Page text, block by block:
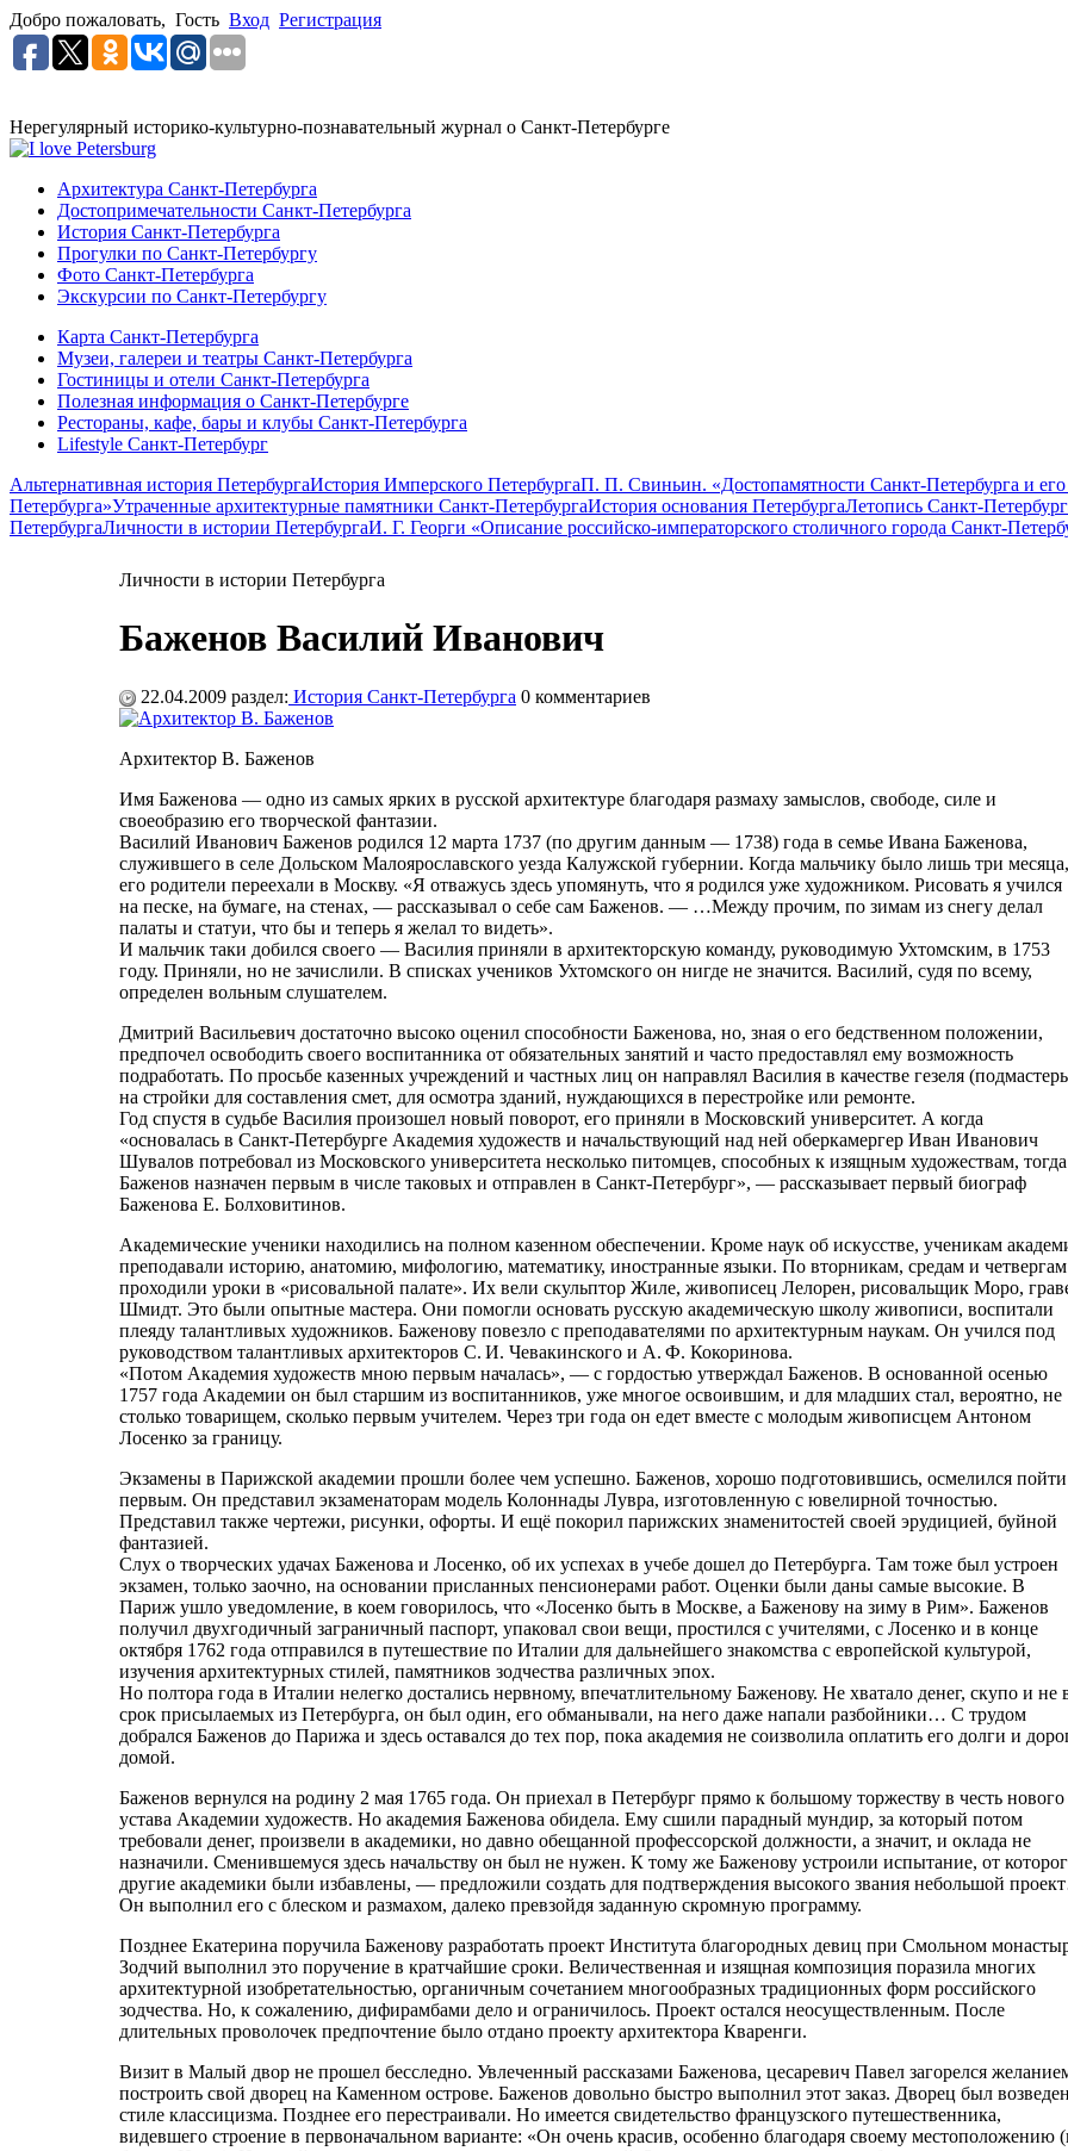
Добро пожаловать, Гость Вход Регистрация
Нерегулярный историко-культурно-познавательный журнал о Санкт-Петербурге
Архитектура Санкт-Петербурга
Достопримечательности Санкт-Петербурга
История Санкт-Петербурга
Прогулки по Санкт-Петербургу
Фото Санкт-Петербурга
Экскурсии по Санкт-Петербургу
Карта Санкт-Петербурга
Музеи, галереи и театры Санкт-Петербурга
Гостиницы и отели Санкт-Петербурга
Полезная информация о Санкт-Петербурге
Рестораны, кафе, бары и клубы Санкт-Петербурга
Lifestyle Санкт-Петербург
Альтернативная история ПетербургаИстория Имперского ПетербургаП. П. Свиньин. «Достопамятности Санкт-Петербурга и его
Петербурга»Утраченные архитектурные памятники Санкт-ПетербургаИстория основания ПетербургаЛетопись Санкт-
ПетербургаЛичности в истории ПетербургаИ. Г. Георги «Описание российско-императорского столичного города Санкт-
Личности в истории Петербурга
Баженов Василий Иванович
22.04.2009 раздел: История Санкт-Петербурга 0 комментариев
Архитектор В. Баженов
Имя Баженова — одно из самых ярких в русской архитектуре благодаря размаху замыслов, свободе, силе и
своеобразию его творческой фантазии.
Василий Иванович Баженов родился 12 марта 1737 (по другим данным — 1738) года в семье Ивана Баженова,
служившего в селе Дольском Малоярославского уезда Калужской губернии. Когда мальчику было лишь три месяца,
его родители переехали в Москву. «Я отважусь здесь упомянуть, что я родился уже художником. Рисовать я учился
на песке, на бумаге, на стенах, — рассказывал о себе сам Баженов. — …Между прочим, по зимам из снегу делал
палаты и статуи, что бы и теперь я желал то видеть».
И мальчик таки добился своего — Василия приняли в архитекторскую команду, руководимую Ухтомским, в 1753
году. Приняли, но не зачислили. В списках учеников Ухтомского он нигде не значится. Василий, судя по всему,
определен вольным слушателем.
Дмитрий Васильевич достаточно высоко оценил способности Баженова, но, зная о его бедственном положении,
предпочел освободить своего воспитанника от обязательных занятий и часто предоставлял ему возможность
подработать. По просьбе казенных учреждений и частных лиц он направлял Василия в качестве гезеля
на стройки для составления смет, для осмотра зданий, нуждающихся в перестройке или ремонте.
Год спустя в судьбе Василия произошел новый поворот, его приняли в Московский университет. А когда
«основалась в Санкт-Петербурге Академия художеств и начальствующий над ней оберкамергер Иван Иванович
Шувалов потребовал из Московского университета несколько питомцев, способных к изящным художествам, тогда
Баженов назначен первым в числе таковых и отправлен в Санкт-Петербург», — рассказывает первый биограф
Баженова Е. Болховитинов.
Академические ученики находились на полном казенном обеспечении. Кроме наук об искусстве, ученикам
преподавали историю, анатомию, мифологию, математику, иностранные языки. По вторникам, средам и четвергам
проходили уроки в «рисовальной палате». Их вели скульптор Жиле, живописец Лелорен, рисовальщик Моро,
Шмидт. Это были опытные мастера. Они помогли основать русскую академическую школу живописи, воспитали
плеяду талантливых художников. Баженову повезло с преподавателями по архитектурным наукам. Он учился под
руководством талантливых архитекторов С. И. Чевакинского и А. Ф. Кокоринова.
«Потом Академия художеств мною первым началась», — с гордостью утверждал Баженов. В основанной осенью
1757 года Академии он был старшим из воспитанников, уже многое освоившим, и для младших стал, вероятно, не
столько товарищем, сколько первым учителем. Через три года он едет вместе с молодым живописцем Антоном
Лосенко за границу.
Экзамены в Парижской академии прошли более чем успешно. Баженов, хорошо подготовившись, осмелился пойти
первым. Он представил экзаменаторам модель Колоннады Лувра, изготовленную с ювелирной точностью.
Представил также чертежи, рисунки, офорты. И ещё покорил парижских знаменитостей своей эрудицией, буйной
фантазией.
Слух о творческих удачах Баженова и Лосенко, об их успехах в учебе дошел до Петербурга. Там тоже был устроен
экзамен, только заочно, на основании присланных пенсионерами работ. Оценки были даны самые высокие. В
Париж ушло уведомление, в коем говорилось, что «Лосенко быть в Москве, а Баженову на зиму в Рим». Баженов
получил двухгодичный заграничный паспорт, упаковал свои вещи, простился с учителями, с Лосенко и в конце
октября 1762 года отправился в путешествие по Италии для дальнейшего знакомства с европейской культурой,
изучения архитектурных стилей, памятников зодчества различных эпох.
Но полтора года в Италии нелегко достались нервному, впечатлительному Баженову. Не хватало денег, скупо и не
срок присылаемых из Петербурга, он был один, его обманывали, на него даже напали разбойники… С трудом
добрался Баженов до Парижа и здесь оставался до тех пор, пока академия не соизволила оплатить его долги и
домой.
Баженов вернулся на родину 2 мая 1765 года. Он приехал в Петербург прямо к большому торжеству в честь нового
устава Академии художеств. Но академия Баженова обидела. Ему сшили парадный мундир, за который потом
требовали денег, произвели в академики, но давно обещанной профессорской должности, а значит, и оклада не
назначили. Сменившемуся здесь начальству он был не нужен. К тому же Баженову устроили испытание, от
другие академики были избавлены, — предложили создать для подтверждения высокого звания небольшой
Он выполнил его с блеском и размахом, далеко превзойдя заданную скромную программу.
Позднее Екатерина поручила Баженову разработать проект Института благородных девиц при Смольном
Зодчий выполнил это поручение в кратчайшие сроки. Величественная и изящная композиция поразила многих
архитектурной изобретательностью, органичным сочетанием многообразных традиционных форм российского
зодчества. Но, к сожалению, дифирамбами дело и ограничилось. Проект остался неосуществленным. После
длительных проволочек предпочтение было отдано проекту архитектора Кваренги.
Визит в Малый двор не прошел бесследно. Увлеченный рассказами Баженова, цесаревич Павел загорелся
построить свой дворец на Каменном острове. Баженов довольно быстро выполнил этот заказ. Дворец был
стиле классицизма. Позднее его перестраивали. Но имеется свидетельство французского путешественника,
видевшего строение в первоначальном варианте: «Он очень красив, особенно благодаря своему местоположению